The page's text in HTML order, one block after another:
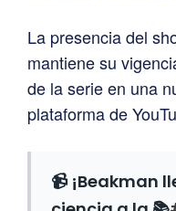
La presencia del
mantiene su
de la serie en una
plataforma de
📹 ¡Beakman